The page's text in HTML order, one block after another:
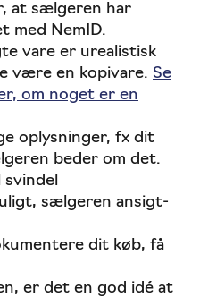
at sælgeren har
med NemID.
vare er urealistisk
være en kopivare. Se
om noget er en
oplysninger, fx dit
beder om det.
sælgeren ansigt-
dit køb, få
er det en god idé at